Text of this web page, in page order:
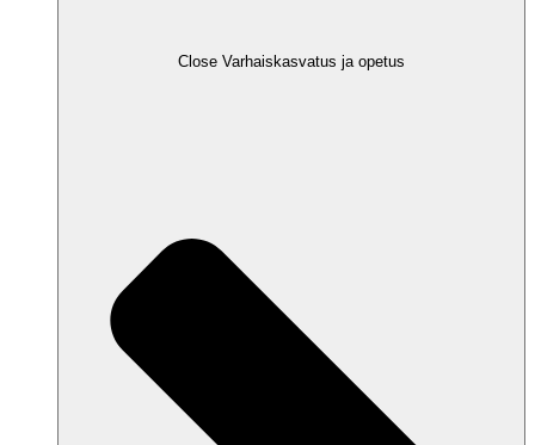
Close Varhaiskasvatus ja opetus